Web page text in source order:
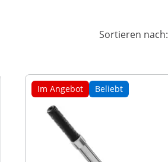
Sortieren nach:
Im Angebot Beliebt